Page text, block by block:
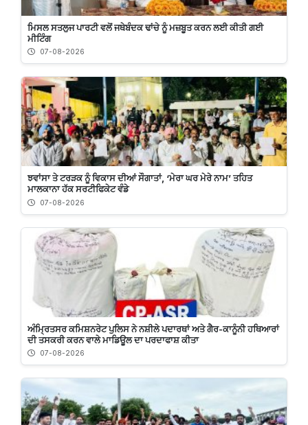
ਮਿਸਲ ਸਤਲੁਜ ਪਾਰਟੀ ਵਲੋਂ ਜਥੇਬੰਦਕ ਢਾਂਚੇ ਨੂੰ ਮਜ਼ਬੂਤ ਕਰਨ ਲਈ ਕੀਤੀ ਗਈ
ਮੀਟਿੰਗ
07-08-2026
ਝਵਾਂਸਾ ਤੇ ਟਰੜਕ ਨੂੰ ਵਿਕਾਸ ਦੀਆਂ ਸੌਗਾਤਾਂ, ‘ਮੇਰਾ ਘਰ ਮੇਰੇ ਨਾਮ’ ਤਹਿਤ
ਮਾਲਕਾਨਾ ਹੱਕ ਸਰਟੀਫਿਕੇਟ ਵੰਡੇ
07-08-2026
ਅੰਮ੍ਰਿਤਸਰ ਕਮਿਸ਼ਨਰੇਟ ਪੁਲਿਸ ਨੇ ਨਸ਼ੀਲੇ ਪਦਾਰਥਾਂ ਅਤੇ ਗੈਰ-ਕਾਨੂੰਨੀ ਹਥਿਆਰਾਂ
ਦੀ ਤਸਕਰੀ ਕਰਨ ਵਾਲੇ ਮਾਡਿਊਲ ਦਾ ਪਰਦਾਫਾਸ਼ ਕੀਤਾ
07-08-2026